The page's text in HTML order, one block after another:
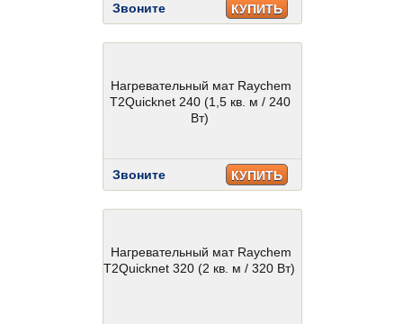
Звоните КУПИТЬ
Нагревательный мат Raychem
T2Quicknet 240 (1,5 кв. м / 240
Вт)
Звоните КУПИТЬ
Нагревательный мат Raychem
T2Quicknet 320 (2 кв. м / 320 Вт)